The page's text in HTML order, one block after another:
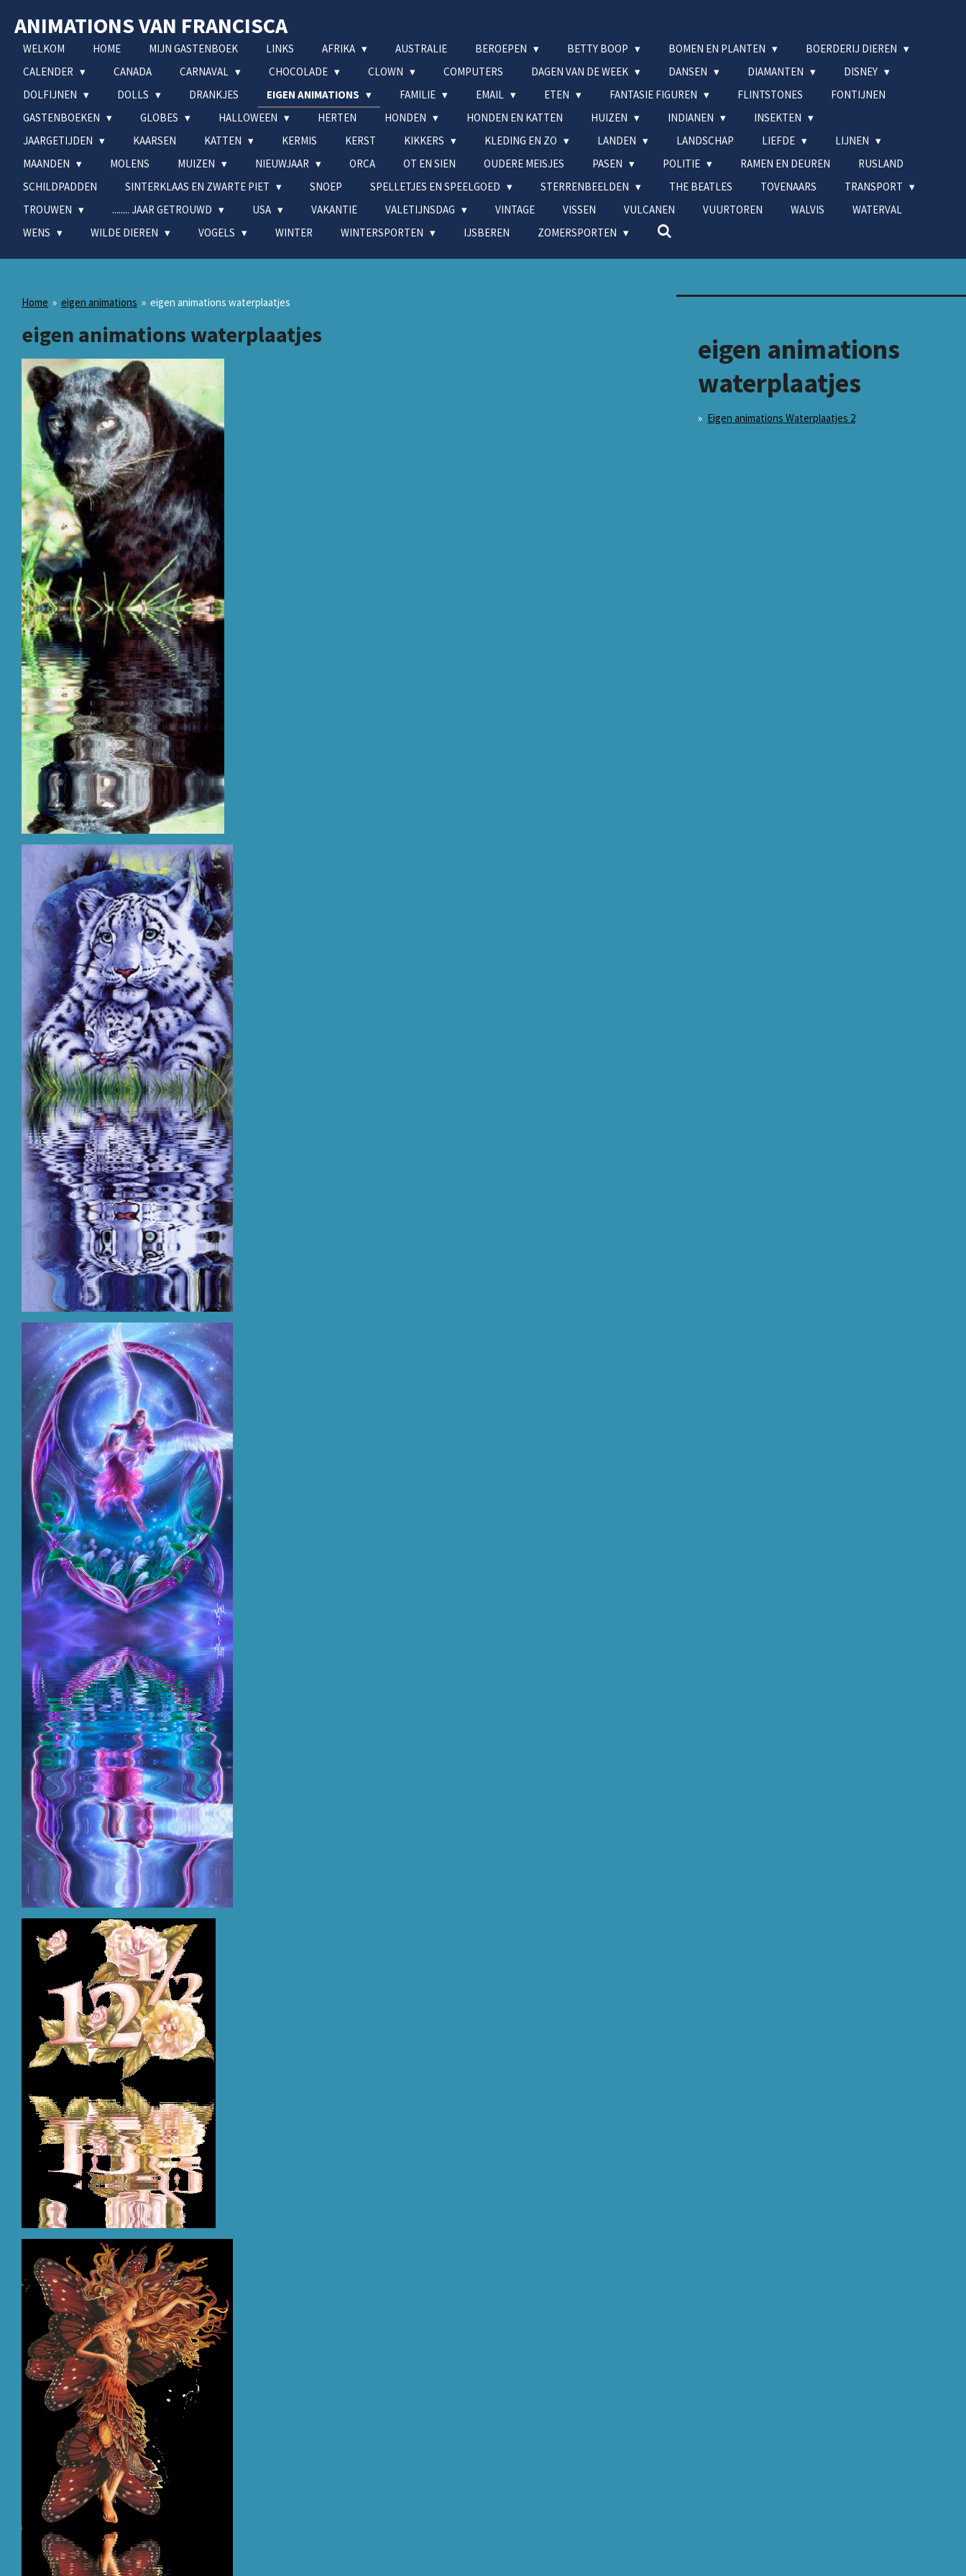
direct
naar
hoofdinhoud
ANIMATIONS VAN FRANCISCA
WELKOM HOME MIJN GASTENBOEK LINKS AFRIKA AUSTRALIE BEROEPEN BETTY BOOP BOMEN EN PLANTEN
BOERDERIJ DIEREN
CALENDER
CANADA CARNAVAL CHOCOLADE CLOWN COMPUTERS DAGEN VAN DE WEEK DANSEN DIAMANTEN
DISNEY
DOLFIJNEN
DOLLS DRANKJES EIGEN ANIMATIONS FAMILIE EMAIL ETEN FANTASIE FIGUREN FLINTSTONES
FONTIJNEN
GASTENBOEKEN
GLOBES HALLOWEEN HERTEN HONDEN HONDEN EN KATTEN HUIZEN INDIANEN
INSEKTEN
JAARGETIJDEN
KAARSEN KATTEN KERMIS KERST KIKKERS KLEDING EN ZO LANDEN LANDSCHAP LIEFDE
LIJNEN
MAANDEN
MOLENS MUIZEN NIEUWJAAR ORCA OT EN SIEN OUDERE MEISJES PASEN POLITIE RAMEN EN DEUREN
RUSLAND
SCHILDPADDEN
SINTERKLAAS EN ZWARTE PIET SNOEP SPELLETJES EN SPEELGOED STERRENBEELDEN THE BEATLES TOVENAARS
TRANSPORT
TROUWEN
........ JAAR GETROUWD USA VAKANTIE VALETIJNSDAG VINTAGE VISSEN VULCANEN VUURTOREN WALVIS
WATERVAL
WENS
WILDE DIEREN VOGELS WINTER WINTERSPORTEN IJSBEREN ZOMERSPORTEN
Home » eigen animations » eigen animations waterplaatjes
eigen animations waterplaatjes
eigen animations
waterplaatjes
Eigen animations Waterplaatjes 2